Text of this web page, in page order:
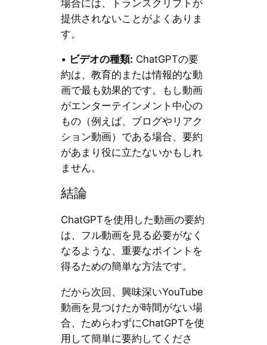
場合には、トランスクリプトが
提供されないことがよくありま
す。
• ビデオの種類: ChatGPTの要
約は、教育的または情報的な動
画で最も効果的です。もし動画
がエンターテインメント中心の
もの（例えば、ブログやリアク
ション動画）である場合、要約
があまり役に立たないかもしれ
ません。
結論
ChatGPTを使用した動画の要約
は、フル動画を見る必要がなく
なるような、重要なポイントを
得るための簡単な方法です。
だから次回、興味深いYouTube
動画を見つけたが時間がない場
合、ためらわずにChatGPTを使
用して簡単に要約してくださ